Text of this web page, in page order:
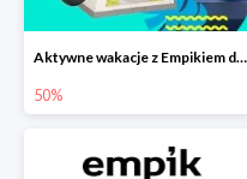
Aktywne wakacje z Empikiem do -50%
50%